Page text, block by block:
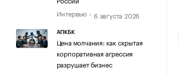
Интервью
6 августа 2026
АПКБК
Цена молчания: как скрытая
корпоративная агрессия
разрушает бизнес